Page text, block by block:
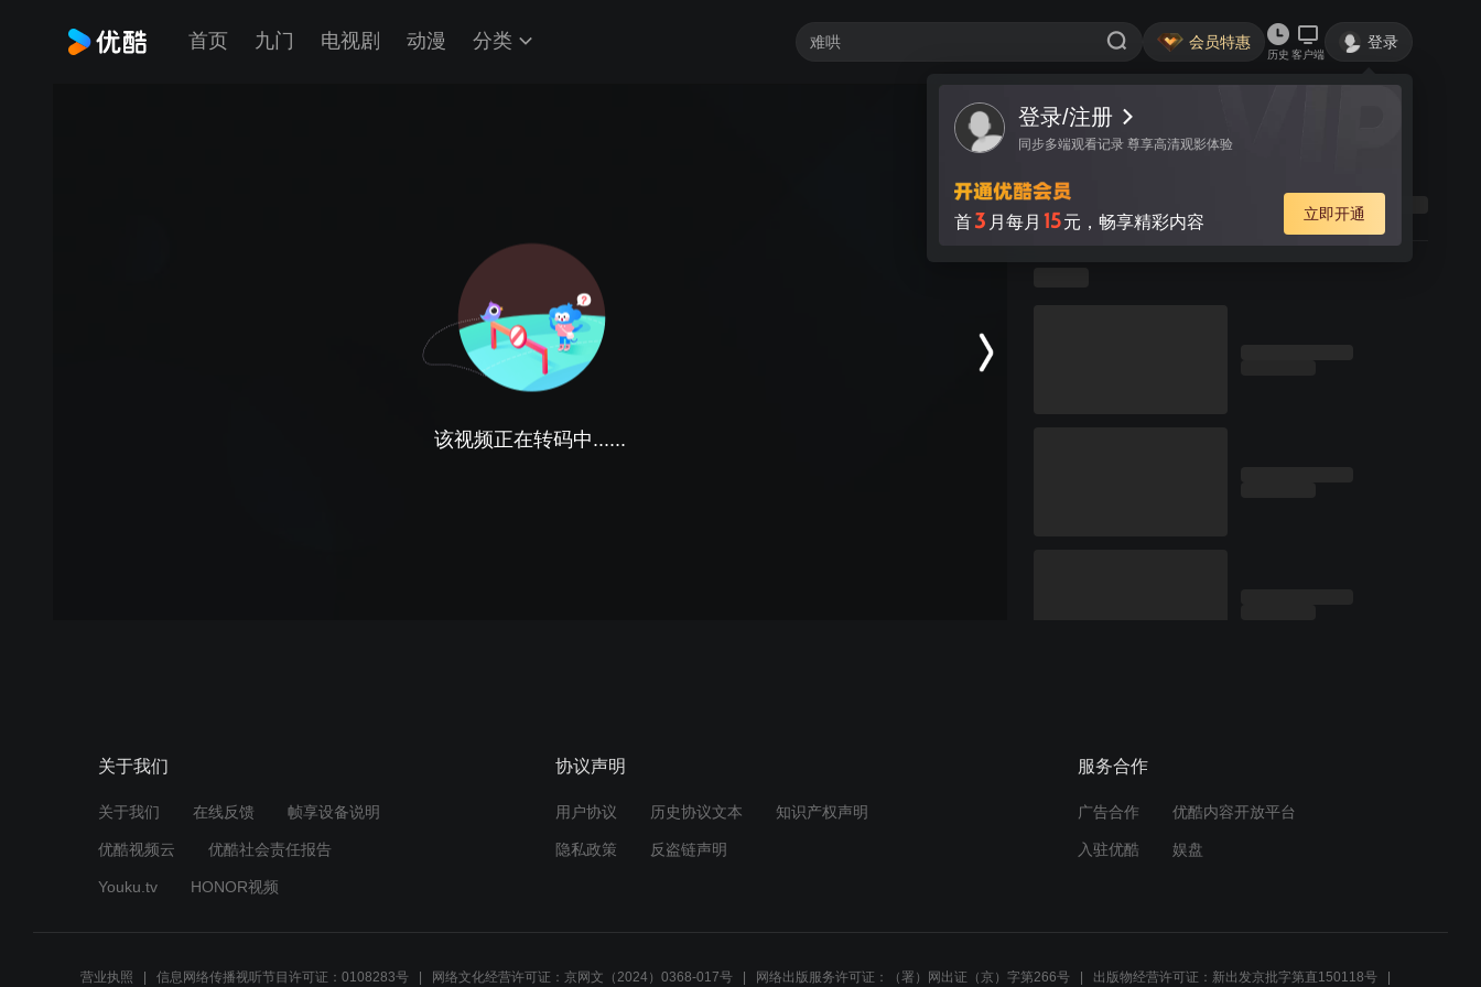
首页 九门 电视剧 动漫 分类 会员特惠
历史 客户端
登录
登录/注册
同步多端观看记录 尊享高清观影体验
首3 月每月 15元，畅享精彩内容 立即开通
该视频正在转码中......
关于我们
关于我们 在线反馈 帧享设备说明
优酷视频云 优酷社会责任报告
Youku.tv HONOR视频
协议声明
用户协议 历史协议文本 知识产权声明
隐私政策 反盗链声明
服务合作
广告合作 优酷内容开放平台
入驻优酷 娱盘
营业执照 信息网络传播视听节目许可证：0108283号 网络文化经营许可证：京网文（2024）0368-017号 网络出版服务许可证：（署）网出证（京）字第266号 出版物经营许可证：新出发京批字第直150118号